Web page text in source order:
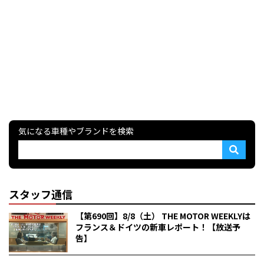
気になる車種やブランドを検索
スタッフ通信
【第690回】8/8（土） THE MOTOR WEEKLYは
フランス＆ドイツの新車レポート！【放送予
告】